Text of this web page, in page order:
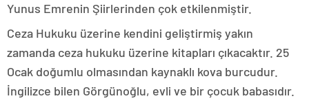
Yunus Emrenin Şiirlerinden çok etkilenmiştir.
Ceza Hukuku üzerine kendini geliştirmiş yakın
zamanda ceza hukuku üzerine kitapları çıkacaktır. 25
Ocak doğumlu olmasından kaynaklı kova burcudur.
İngilizce bilen Görgünoğlu, evli ve bir çocuk babasıdır.